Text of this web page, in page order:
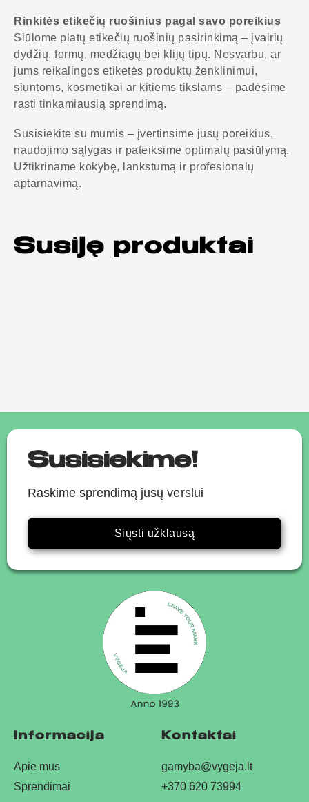
Rinkitės etikečių ruošinius pagal savo poreikius
Siūlome platų etikečių ruošinių pasirinkimą – įvairių
dydžių, formų, medžiagų bei klijų tipų. Nesvarbu, ar
jums reikalingos etiketės produktų ženklinimui,
siuntoms, kosmetikai ar kitiems tikslams – padėsime
rasti tinkamiausią sprendimą.
Susisiekite su mumis – įvertinsime jūsų poreikius,
naudojimo sąlygas ir pateiksime optimalų pasiūlymą.
Užtikriname kokybę, lankstumą ir profesionalų
aptarnavimą.
Susiję produktai
Susisiekime!
Raskime sprendimą jūsų verslui
Siųsti užklausą
Informacija
Apie mus
Sprendimai
Kontaktai
gamyba@vygeja.lt
+370 620 73994